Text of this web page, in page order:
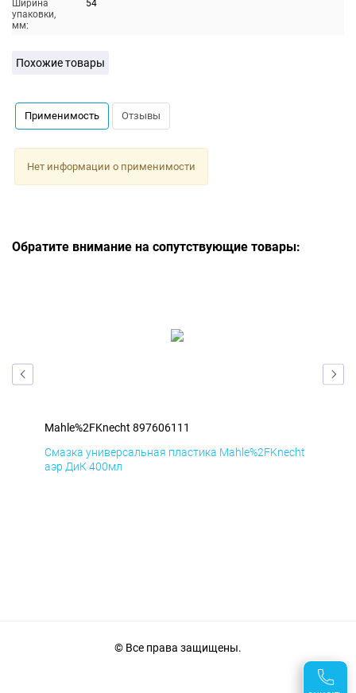
Ширина
упаковки,
мм:
54
Похожие товары
Применимость Отзывы
Нет информации о применимости
Обратите внимание на сопутствующие товары:
Mahle%2FKnecht 897606111
Смазка универсальная пластика Mahle%2FKnecht
аэр ДиК 400мл
© Все права защищены.